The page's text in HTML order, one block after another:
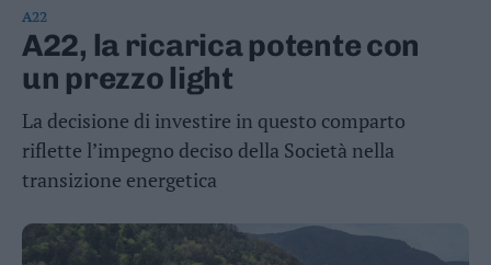
Attualità
Economia
Cultura
e
Spettacoli
Salute
Benessere
Montagna
Sport
A22
A22, la ricarica potente con
un prezzo light
La decisione di investire in questo comparto
riflette l’impegno deciso della Società nella
transizione energetica